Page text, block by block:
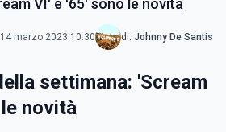
VI' e '65' sono le novità
14 marzo 2023 10:30 di: Johnny De Santis
settimana: 'Scream
novità